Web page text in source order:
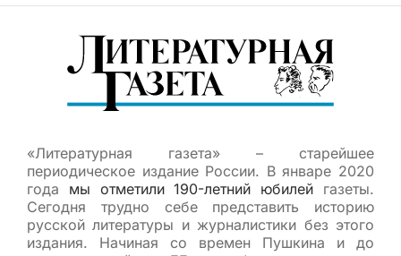
«Литературная газета» – старейшее
периодическое издание России. В январе 2020
года мы отметили 190-летний юбилей газеты.
Сегодня трудно себе представить историю
русской литературы и журналистики без этого
издания. Начиная со времен Пушкина и до